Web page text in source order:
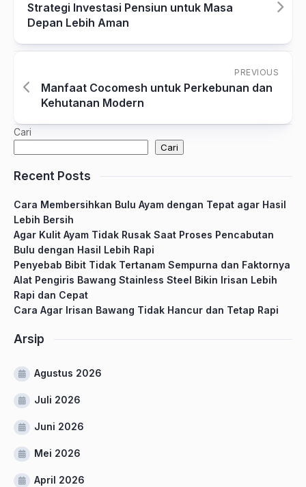
Strategi Investasi Pensiun untuk Masa
Depan Lebih Aman
PREVIOUS
Manfaat Cocomesh untuk Perkebunan dan
Kehutanan Modern
Cari
Cari
Recent Posts
Cara Membersihkan Bulu Ayam dengan Tepat agar Hasil
Lebih Bersih
Agar Kulit Ayam Tidak Rusak Saat Proses Pencabutan
Bulu dengan Hasil Lebih Rapi
Penyebab Bibit Tidak Tertanam Sempurna dan Faktornya
Alat Pengiris Bawang Stainless Steel Bikin Irisan Lebih
Rapi dan Cepat
Cara Agar Irisan Bawang Tidak Hancur dan Tetap Rapi
Arsip
Agustus 2026
Juli 2026
Juni 2026
Mei 2026
April 2026